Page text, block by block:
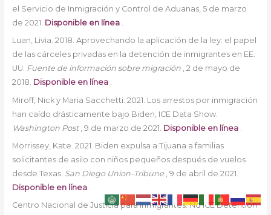
el Servicio de Inmigración y Control de Aduanas, 5 de marzo
de 2021. Disponible en línea.
Luan, Livia. 2018. Aprovechando la aplicación de la ley: el papel
de las cárceles privadas en la detención de inmigrantes en EE.
UU. Fuente de información sobre migración, 2 de mayo de
2018. Disponible en línea.
Miroff, Nick y Maria Sacchetti. 2021. Los arrestos por inmigración
han caído drásticamente bajo Biden, ICE Data Show.
Washington Post, 9 de marzo de 2021. Disponible en línea.
Morrissey, Kate. 2021. Biden expulsa a Tijuana a familias
solicitantes de asilo con niños pequeños después de vuelos
desde Texas. San Diego Union-Tribune, 9 de abril de 2021.
Disponible en línea.
Centro Nacional de Justicia para Inmigrantes. Nd ICE Detention